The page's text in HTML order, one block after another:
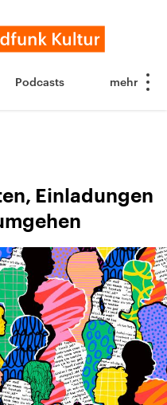
Podcasts
Einladungen